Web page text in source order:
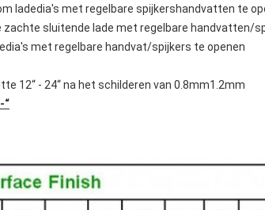
ladedia's met regelbare spijkershandvatten te
zachte sluitende lade met regelbare handvatten/
met regelbare handvat/spijkers te openen
12“ - 24“ na het schilderen van 0.8mm1.2mm
“